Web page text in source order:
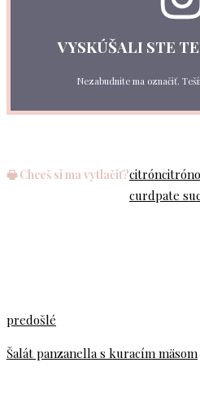
VYSKÚŠALI STE
Nezabudnite ma označiť.
🖶 Chceš si ma vytlačiť?citrón
curdpate
predošlé
Šalát panzanella s kuracím mäsom